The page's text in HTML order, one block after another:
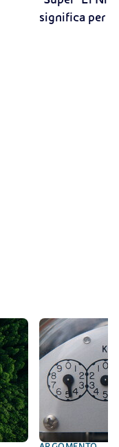
significa per il